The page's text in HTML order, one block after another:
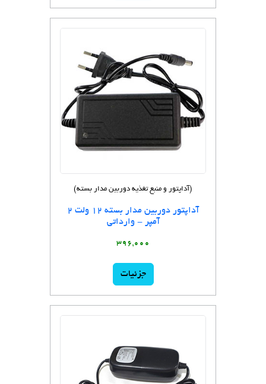
(آداپتور و منبع تغذیه دوربین مدار بسته)
آداپتور دوربین مدار بسته 12 ولت 2
آمپر - وارداتی
396,000
جزئیات